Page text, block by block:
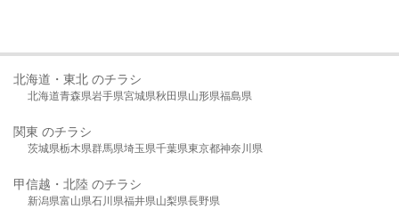
北海道・東北 のチラシ
北海道青森県岩手県宮城県秋田県山形県福島県
関東 のチラシ
茨城県栃木県群馬県埼玉県千葉県東京都神奈川県
甲信越・北陸 のチラシ
新潟県富山県石川県福井県山梨県長野県